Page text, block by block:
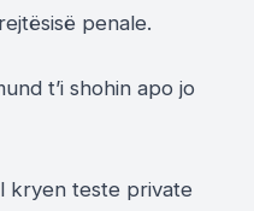
penale.
t’i shohin apo jo
kryen teste private